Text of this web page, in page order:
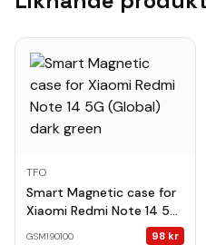
TFO
Smart Magnetic case for
Xiaomi Redmi Note 14 5G
GSM190100 98 kr